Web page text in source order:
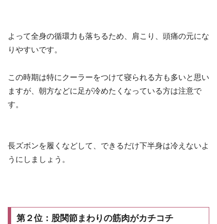
よって全身の循環力も落ちるため、肩こり、頭痛の元にな
りやすいです。
この時期は特にクーラーをつけて寝られる方も多いと思い
ますが、朝方などに足が冷めたくなっている方は注意で
す。
長ズボンを履くなどして、できるだけ下半身は冷えないよ
うにしましょう。
第２位：股関節まわりの筋肉がカチコチ